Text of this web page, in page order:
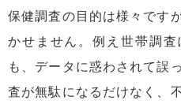
保健調査の目的は様々です
かせません。例え世帯調
も、データに惑わされて誤
査が無駄になるだけなく、